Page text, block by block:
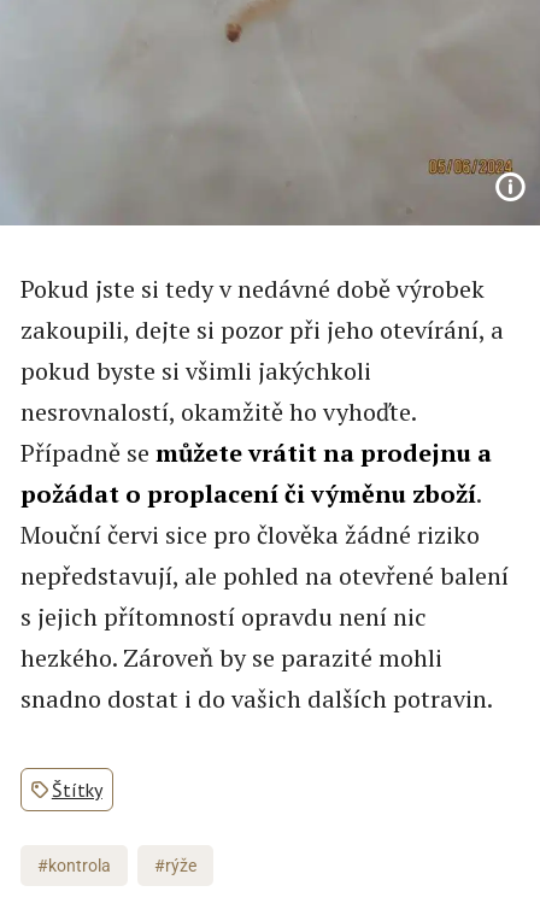
Pokud jste si tedy v nedávné době výrobek
zakoupili, dejte si pozor při jeho otevírání, a
pokud byste si všimli jakýchkoli
nesrovnalostí, okamžitě ho vyhoďte.
Případně se můžete vrátit na prodejnu a
požádat o proplacení či výměnu zboží.
Mouční červi sice pro člověka žádné riziko
nepředstavují, ale pohled na otevřené balení
s jejich přítomností opravdu není nic
hezkého. Zároveň by se parazité mohli
snadno dostat i do vašich dalších potravin.
Štítky
#kontrola #rýže